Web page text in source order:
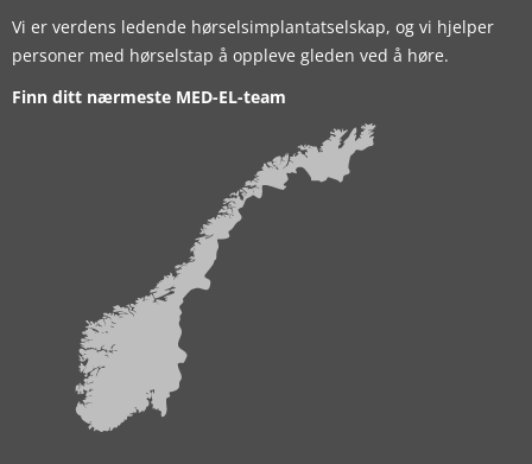
Vi er verdens ledende hørselsimplantatselskap, og vi hjelper
personer med hørselstap å oppleve gleden ved å høre.
Finn ditt nærmeste MED-EL-team